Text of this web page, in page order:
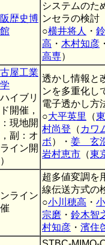
歴史博
システムのた
ンセラの検討
○横井将人 ・
高 ・ 木村知彦
高専）
屋工業
ハイブリ
開催，
現地開
副：オ
イン開
透かし情報と
ンを多重化し
電子透かし方
○大平英里 （
村尚登 （ カワ
ボ）・ 姜 玄
岩村恵市 （東
ライン
超多値変調を
線伝送方式の
○小川穂高 ・
宗磨 ・ 鈴木智
村知彦 ・ 濱住